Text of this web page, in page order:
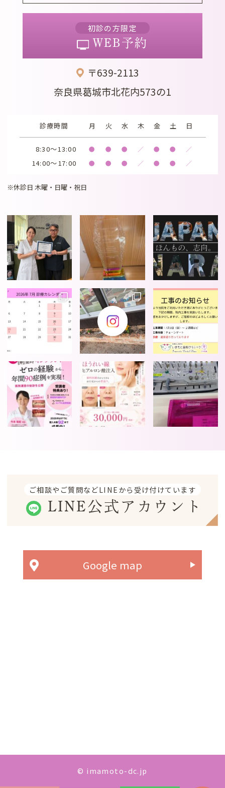
初診の方限定
WEB予約
〒639-2113
奈良県葛城市北花内573の1
診療時間 月 火 水 木 金 土 日
8:30～13:00 ● ● ● ／ ● ● ／
14:00～17:00 ● ● ● ／ ● ● ／
※休診日 木曜・日曜・祝日
ご相談やご質問などLINEから受け付けています
LINE公式アカウント
Google map
© imamoto-dc.jp